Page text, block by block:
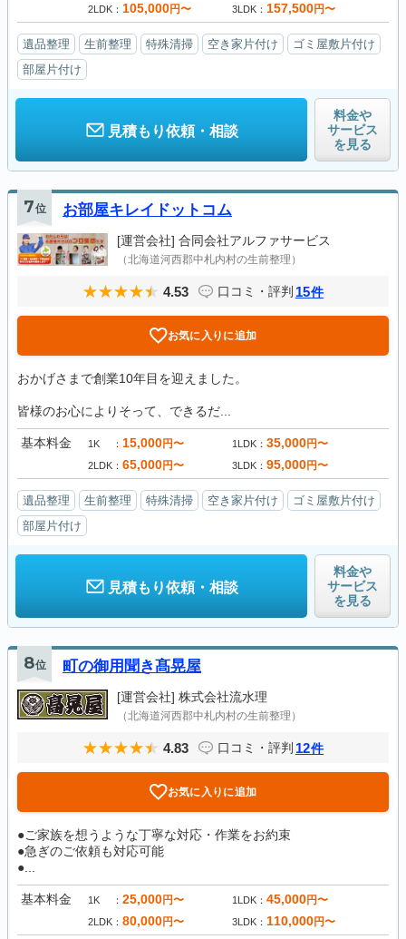
2LDK 105,000円〜 3LDK 157,500円〜
遺品整理 生前整理 特殊清掃 空き家片付け
ゴミ屋敷片付け
部屋片付け
見積もり依頼・相談
料金や
サービス
を見る
7位 お部屋キレイドットコム
[運営会社] 合同会社アルファサービス
（北海道河西郡中札内村の生前整理）
4.53 口コミ・評判 15件
お気に入りに追加
おかげさまで創業10年目を迎えました。
皆様のお心によりそって、できるだ...
基本料金 1K 15,000円〜 1LDK 35,000円〜
2LDK 65,000円〜 3LDK 95,000円〜
遺品整理 生前整理 特殊清掃 空き家片付け
ゴミ屋敷片付け
部屋片付け
見積もり依頼・相談
料金や
サービス
を見る
8位 町の御用聞き髙晃屋
[運営会社] 株式会社流水理
（北海道河西郡中札内村の生前整理）
4.83 口コミ・評判 12件
お気に入りに追加
●ご家族を想うような丁寧な対応・作業をお約束
●急ぎのご依頼も対応可能
●...
基本料金 1K 25,000円〜 1LDK 45,000円〜
2LDK 80,000円〜 3LDK 110,000円〜